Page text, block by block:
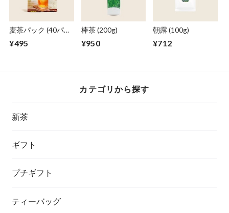
麦茶パック (40パッ
ク) 【ヤギショー】
¥495
棒茶 (200g)
¥950
朝露 (100g)
¥712
カテゴリから探す
新茶
ギフト
プチギフト
ティーバッグ